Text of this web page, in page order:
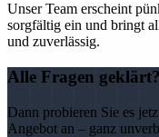
Unser Team erscheint
sorgfältig ein und bringt
und zuverlässig.
Alle Fragen geklärt?
Dann probieren Sie es
Angebot an – ganz